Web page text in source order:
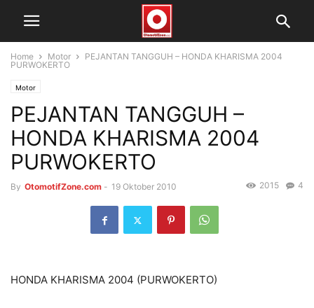
Home Motor
PEJANTAN TANGGUH – HONDA KHARISMA 2004
PURWOKERTO
Motor
PEJANTAN TANGGUH –
HONDA KHARISMA 2004
PURWOKERTO
By OtomotifZone.com - 19 Oktober 2010 4
2015
HONDA KHARISMA 2004 (PURWOKERTO)